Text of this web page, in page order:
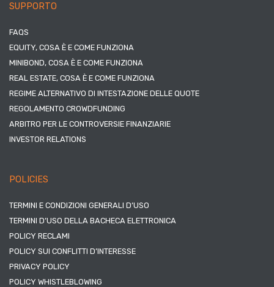
SUPPORTO
FAQS
EQUITY, COSA È E COME FUNZIONA
MINIBOND, COSA È E COME FUNZIONA
REAL ESTATE, COSA È E COME FUNZIONA
REGIME ALTERNATIVO DI INTESTAZIONE DELLE QUOTE
REGOLAMENTO CROWDFUNDING
ARBITRO PER LE CONTROVERSIE FINANZIARIE
INVESTOR RELATIONS
POLICIES
TERMINI E CONDIZIONI GENERALI D’USO
TERMINI D’USO DELLA BACHECA ELETTRONICA
POLICY RECLAMI
POLICY SUI CONFLITTI D’INTERESSE
PRIVACY POLICY
POLICY WHISTLEBLOWING